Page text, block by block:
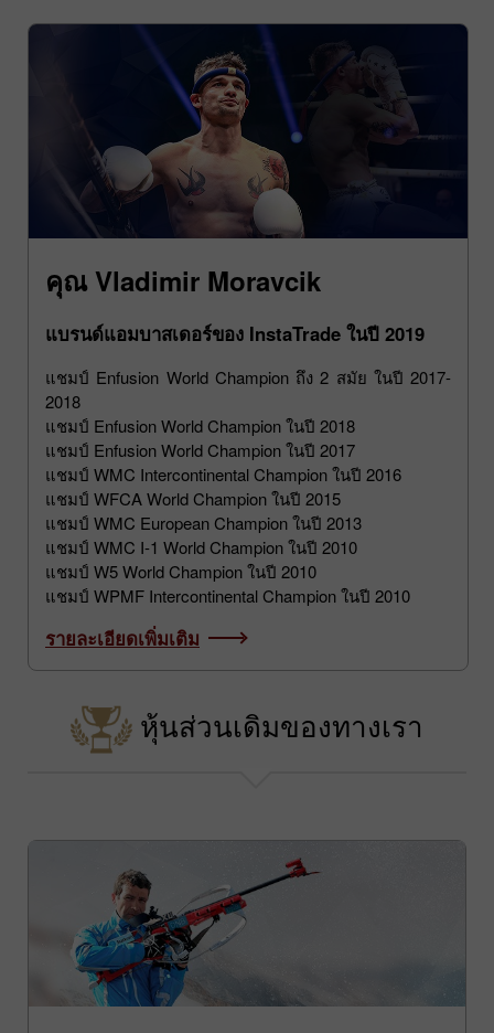
คุณ Vladimir Moravcik
แชมป์ Enfusion World Champion ถึง 2 สมัย ในปี 2017-
2018
แชมป์ Enfusion World Champion ในปี 2018
แชมป์ Enfusion World Champion ในปี 2017
แชมป์ WMC Intercontinental Champion ในปี 2016
แชมป์ WFCA World Champion ในปี 2015
แชมป์ WMC European Champion ในปี 2013
แชมป์ WMC I-1 World Champion ในปี 2010
แชมป์ W5 World Champion ในปี 2010
แชมป์ WPMF Intercontinental Champion ในปี 2010
รายละเอียดเพิ่มเติม
หุ้นส่วนเดิมของทางเรา